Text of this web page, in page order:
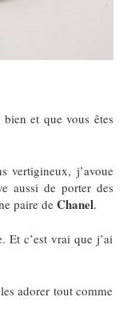
et que vous êtes
vertigineux, j’avoue
aussi de porter des
paire de Chanel.
Et c’est vrai que j’ai
adorer tout comme